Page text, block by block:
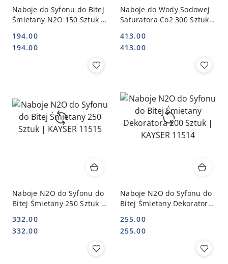
Naboje do Syfonu do Bitej
Śmietany N2O 150 Sztuk |
Cena:
194.00
Cena:
194.00
Naboje do Wody Sodowej
Saturatora Co2 300 Sztuk
Cena:
413.00
Cena:
413.00
Naboje N2O do Syfonu do
Bitej Śmietany 250 Sztuk |
Cena:
332.00
Cena:
332.00
Naboje N2O do Syfonu do
Bitej Śmietany Dekoratora
Cena:
255.00
Cena:
255.00